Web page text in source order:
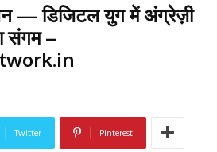
— डिजिटल युग में अंग्रेज़ी
संगम –
Twitter Pinterest